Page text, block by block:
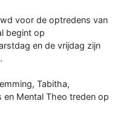
voor de optredens van
begint op
en de vrijdag zijn
Tabitha,
en Mental Theo treden op